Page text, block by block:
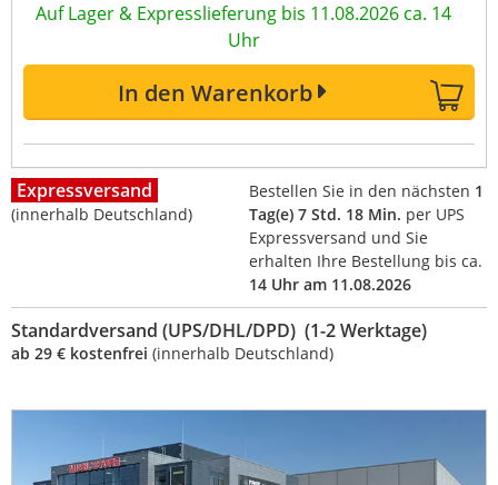
Auf Lager & Expresslieferung bis 11.08.2026 ca. 14
Uhr
In den Warenkorb
Expressversand
(innerhalb Deutschland)
Bestellen Sie in den nächsten 1
Tag(e) 7 Std. 18 Min. per UPS
Expressversand und Sie
erhalten Ihre Bestellung bis ca.
14 Uhr am 11.08.2026
Standardversand (UPS/DHL/DPD) (1-2 Werktage)
ab 29 € kostenfrei (innerhalb Deutschland)